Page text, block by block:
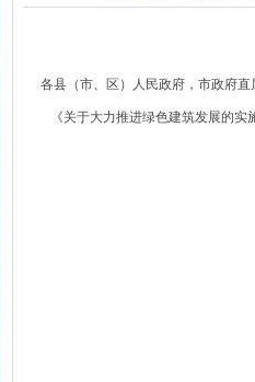
各县（市、区）人民政府，市政府直
《关于大力推进绿色建筑发展的实